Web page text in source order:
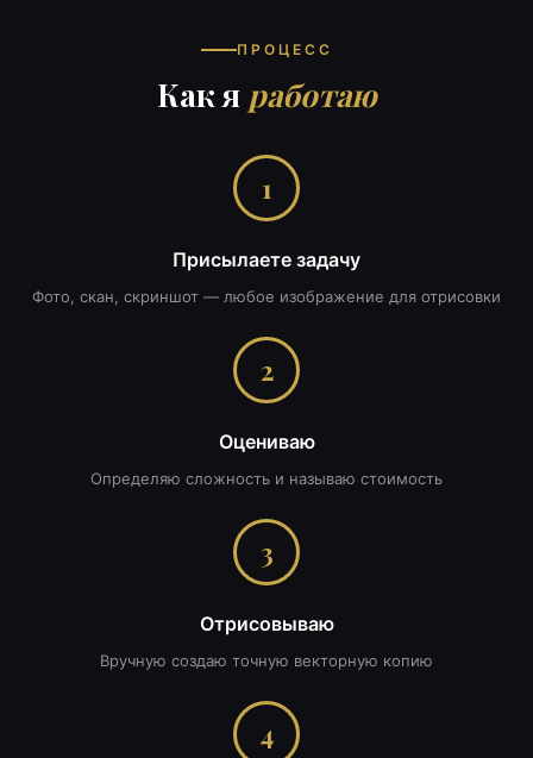
ПРОЦЕСС
Как я работаю
1
Присылаете задачу
Фото, скан, скриншот — любое изображение для отрисовки
2
Оцениваю
Определяю сложность и называю стоимость
3
Отрисовываю
Вручную создаю точную векторную копию
4